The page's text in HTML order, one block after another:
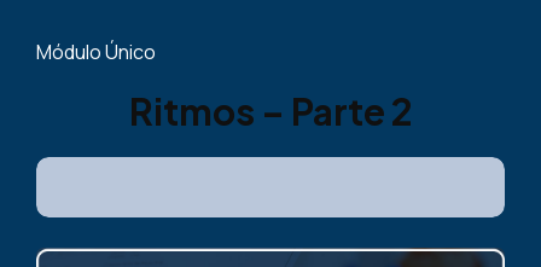
Módulo Único
Ritmos – Parte 2